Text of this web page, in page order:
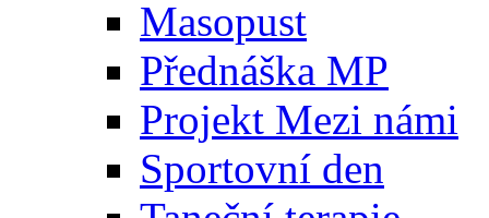
Masopust
Přednáška MP
Projekt Mezi námi
Sportovní den